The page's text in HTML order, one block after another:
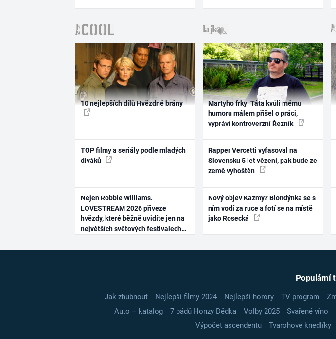
10 nejlepších dílů Hvězdné brány
TOP filmy a seriály podle mladých
diváků
Nejen Robbie Williams.
LOVESTREAM 2026 přiveze
hvězdy, které běžně uvidíte jen na
největších světových festivalech
Martyho frky: Táta kvůli mému
humoru málem přišel o práci,
vypráví kontroverzní Řezník
Rapper Vercetti vyfasoval na
Slovensku 5 let vězení, pak bude ze
země vyhoštěn
Nový objev Kazmy? Blondýnka se s
ním vodí za ruce a fotí se na místě
jako Rosecká
Populární
Jak zhubnout Nejlepší filmy 2024 Nejlepší horory TV program
Auto – katalog
7 pádů Honzy Dědka Volby 2025 Svařené víno
Výpočet ascendentu
Tvarohové knedlíky